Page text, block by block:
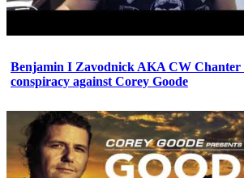
Benjamin I Zavodnick AKA CW Chanter
conspiracy against Corey Goode